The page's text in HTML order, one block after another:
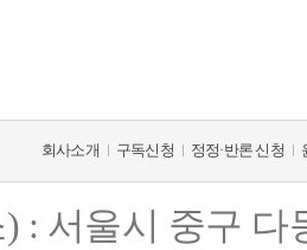
회사소개 구독신청 정정·반론 신청
: 서울시 중구